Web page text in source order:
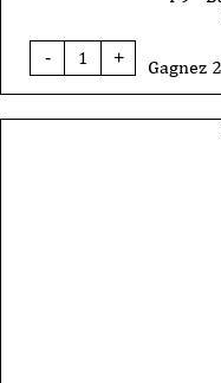
-
quantité
de
Garage
+ Gagnez